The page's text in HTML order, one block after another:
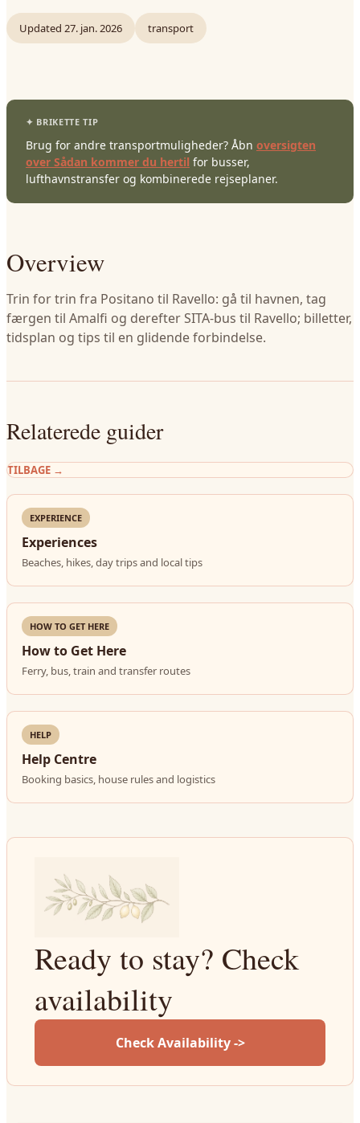
Updated 27. jan. 2026 transport
Brug for andre transportmuligheder? Åbn oversigten
over Sådan kommer du hertil for busser,
lufthavnstransfer og kombinerede rejseplaner.
Overview
Trin for trin fra Positano til Ravello: gå til havnen, tag
færgen til Amalfi og derefter SITA-bus til Ravello; billetter,
tidsplan og tips til en glidende forbindelse.
Relaterede guider
TILBAGE →
EXPERIENCE
Experiences
Beaches, hikes, day trips and local tips
HOW TO GET HERE
How to Get Here
Ferry, bus, train and transfer routes
HELP
Help Centre
Booking basics, house rules and logistics
Ready to stay? Check
availability
Check Availability ->